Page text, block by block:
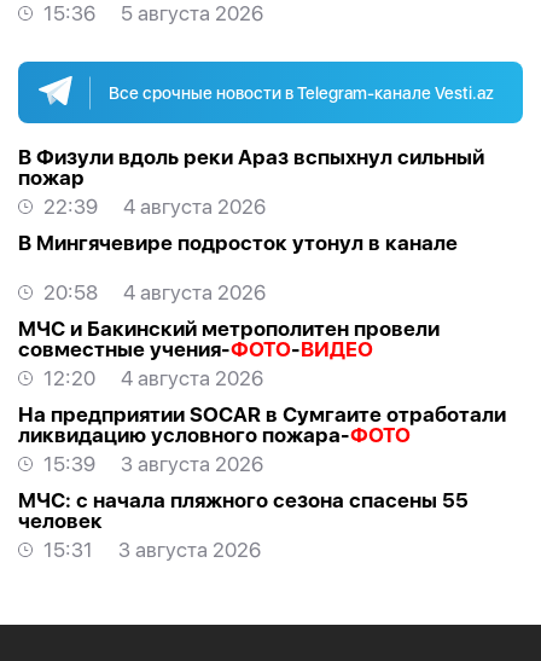
15:36
5 августа 2026
Все срочные новости в Telegram-канале Vesti.az
В Физули вдоль реки Араз вспыхнул сильный
пожар
22:39
4 августа 2026
В Мингячевире подросток утонул в канале
20:58
4 августа 2026
МЧС и Бакинский метрополитен провели
совместные учения-ФОТО-ВИДЕО
12:20
4 августа 2026
На предприятии SOCAR в Сумгаите отработали
ликвидацию условного пожара-ФОТО
15:39
3 августа 2026
МЧС: с начала пляжного сезона спасены 55
человек
15:31
3 августа 2026